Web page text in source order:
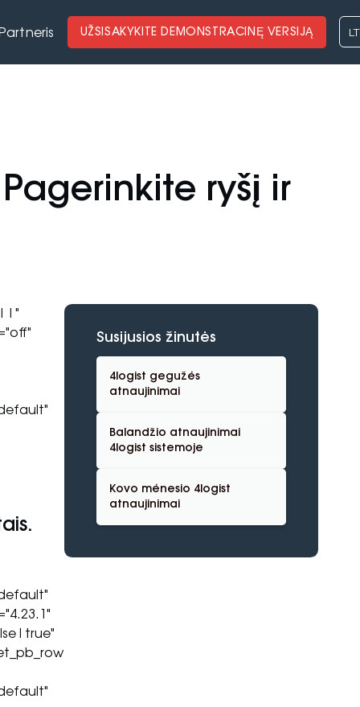
Partneris UŽSISAKYKITE DEMONSTRACINĘ VERSIJĄ LT
ryšį ir
Susijusios žinutės
4logist gegužės
atnaujinimai
Balandžio atnaujinimai
4logist sistemoje
Kovo mėnesio 4logist
atnaujinimai